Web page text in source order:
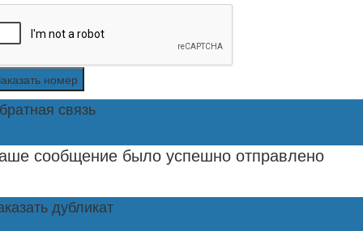
номер
связь
сообщение было успешно отправлено
дубликат